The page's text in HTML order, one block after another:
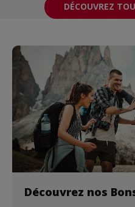
DÉCOUVREZ
Découvrez nos